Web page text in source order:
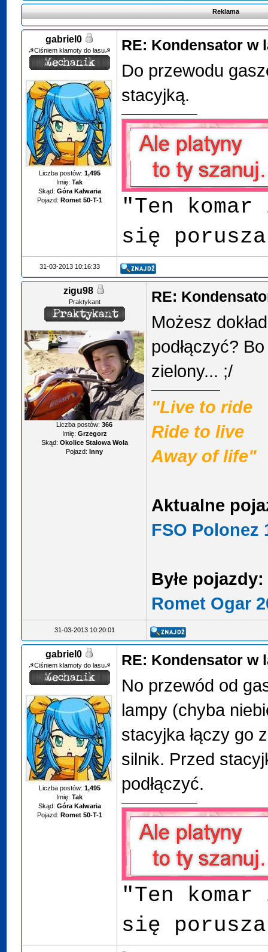
Reklama
gabriel0
☭Ciśniem klamoty do lasu☭
Liczba postów: 1,495
Imię: Tak
Skąd: Góra Kalwaria
Pojazd: Romet 50-T-1
RE: Kondensator w
Do przewodu
stacyjką.
"Ten komar
się
31-03-2013 10:16:33
zigu98
Praktykant
Liczba postów:366
Imię: Grzegorz
Skąd: Okolice Stalowa Wola
Pojazd: Inny
RE:
Możesz
podłączyć?
zielony... ;/
"Live to ride
Ride to live
Away of life"
Aktualne
FSO Polonez
Byłe pojazdy:
Romet Ogar
31-03-2013 10:20:01
gabriel0
☭Ciśniem klamoty do lasu☭
Liczba postów: 1,495
Imię: Tak
Skąd: Góra Kalwaria
Pojazd: Romet 50-T-1
RE: Kondensator w
No przewód od
lampy (chyba
stacyjka łączy go
silnik. Przed
podłączyć.
"Ten komar
się